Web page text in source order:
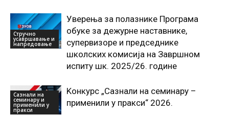
Стручно
усавршавање и
напредовање
Уверења за полазнике Програмa
обуке за дежурне наставнике,
супервизоре и председнике
школских комисија на Завршном
испиту шк. 2025/26. године
Сазнали на
семинару и
применили у
пракси
Kонкурс „Сазнали на семинару –
применили у пракси“ 2026.